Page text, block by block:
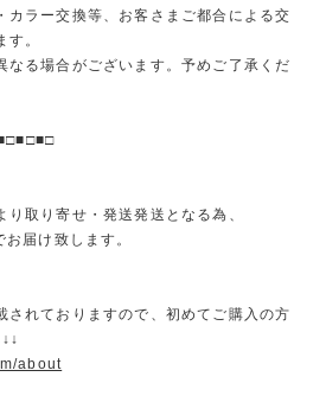
カラー交換等、お客さまご都合による交
。
なる場合がございます。予めご了承くだ
り取り寄せ・発送発送となる為、
届け致します。
されておりますので、初めてご購入の方
about